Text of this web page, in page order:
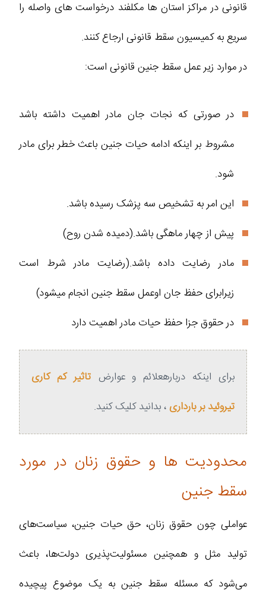
قانونی در مراکز استان ها مکلفند درخواست های واصله را
سریع به کمیسیون سقط قانونی ارجاع کنند.
در موارد زیر عمل سقط جنین قانونی است:
در صورتی که نجات جان مادر اهمیت داشته باشد
مشروط بر اینکه ادامه حیات جنین باعث خطر برای مادر
شود.
این امر به تشخیص سه پزشک رسیده باشد.
پیش از چهار ماهگی باشد.(دمیده شدن روح)
مادر رضایت داده باشد.(رضایت مادر شرط است
زیرابرای حفظ جان اوعمل سقط جنین انجام میشود)
در حقوق جزا حفظ حیات مادر اهمیت دارد
برای اینکه دربارهعلائم و عوارضتاثیر کم کاری
تیروئید بر بارداری، بدانید کلیک کنید.
محدودیت‌ ها و حقوق زنان در مورد
سقط جنین
عواملی چون حقوق زنان، حق حیات جنین، سیاست‌های
تولید مثل و همچنین مسئولیت‌پذیری دولت‌ها، باعث
می‌شود که مسئله سقط جنین به یک موضوع پیچیده